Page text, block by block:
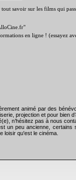
savoir sur les films qui
en ligne ! (essayez
animé par des
projection et pour bien
n’hésitez pas à nous
un peu ancienne,
loisir qu'est le cinéma.